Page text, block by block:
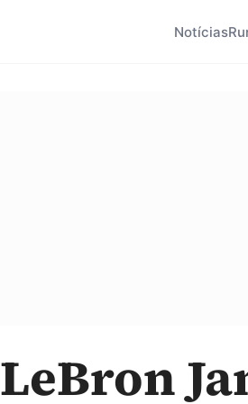
Notícias
LeBron